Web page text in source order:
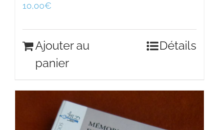
10,00€
Ajouter au
panier
Détails